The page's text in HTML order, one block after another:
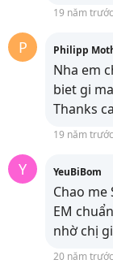
19 năm trước
P Philipp
Nha em
biet gi
Thanks
19 năm trước
Y YeuBiBom
Chao me
EM
nhờ chị
20 năm trước